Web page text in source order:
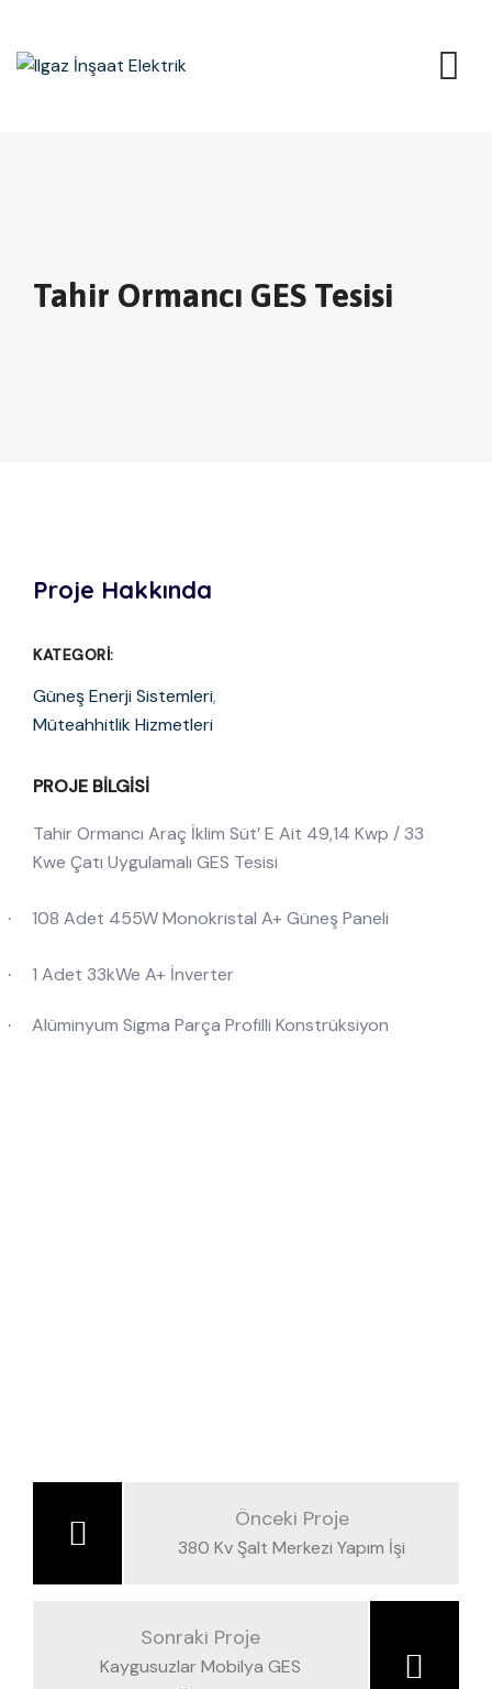
Tahir Ormancı GES Tesisi
Proje Hakkında
KATEGORI:
Güneş Enerji Sistemleri,
Müteahhitlik Hizmetleri
PROJE BILGISI
Tahir Ormancı Araç İklim Süt’ E Ait 49,14 Kwp / 33
Kwe Çatı Uygulamalı GES Tesisi
· 108 Adet 455W Monokristal A+ Güneş Paneli
· 1 Adet 33kWe A+ İnverter
· Alüminyum Sigma Parça Profilli Konstrüksiyon
Önceki Proje
380 Kv Şalt Merkezi Yapım İşi
Sonraki Proje
Kaygusuzlar Mobilya GES